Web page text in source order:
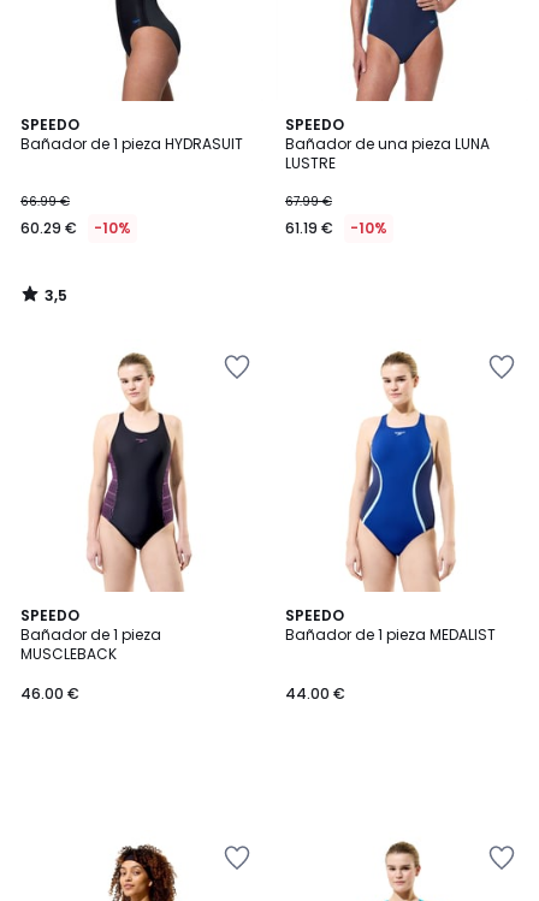
SPEEDO
Bañador de 1 pieza HYDRASUIT
66.99 €
60.29 € -10%
3,5
/ 5
3,5
/
SPEEDO
Bañador de una pieza LUNA
LUSTRE
67.99 €
61.19 € -10%
SPEEDO
Bañador de 1 pieza
MUSCLEBACK
46.00 €
SPEEDO
Bañador de 1 pieza MEDALIST
44.00 €